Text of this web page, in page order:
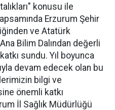
konusu ile
Erzurum Şehir
ve Atatürk
Bilim Dalından değerli
sundu. Yıl boyunca
devam edecek olan bu
bilgi ve
önemli katkı
İl Sağlık Müdürlüğü